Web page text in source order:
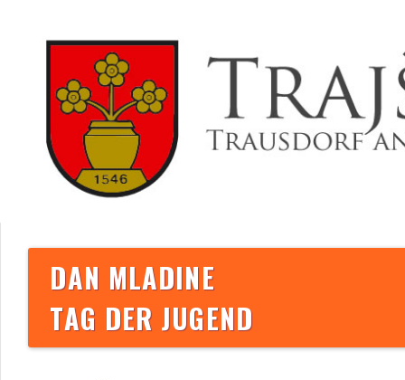
DAN MLADINE
TAG DER JUGEND